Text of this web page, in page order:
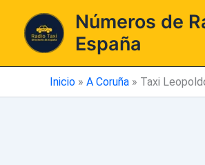
contenido
Números de
España
Inicio » A Coruña » Taxi